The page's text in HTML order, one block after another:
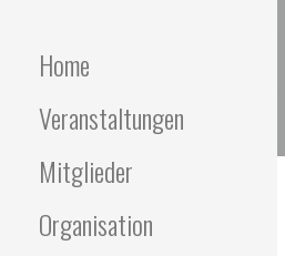
Home
Veranstaltungen
Mitglieder
Organisation